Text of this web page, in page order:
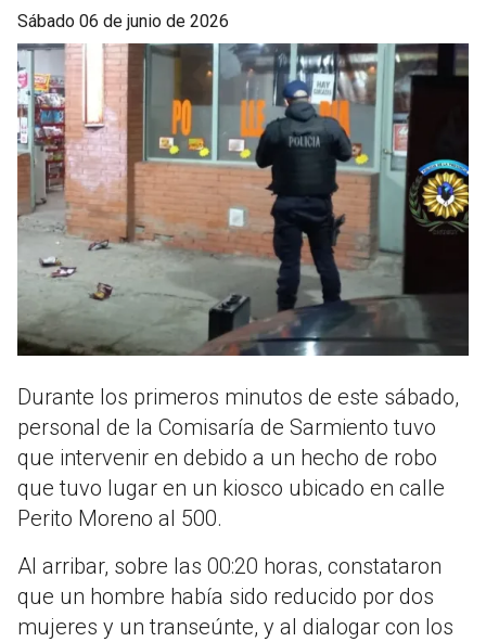
sábado 06 de junio de 2026
Durante los primeros minutos de este sábado,
personal de la Comisaría de Sarmiento tuvo
que intervenir en debido a un hecho de robo
que tuvo lugar en un kiosco ubicado en calle
Perito Moreno al 500.
Al arribar, sobre las 00:20 horas, constataron
que un hombre había sido reducido por dos
mujeres y un transeúnte, y al dialogar con los